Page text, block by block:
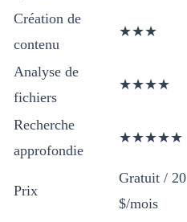
Création de
contenu
★★★
Analyse de
fichiers
★★★★
Recherche
approfondie
★★★★★
Prix
Gratuit / 20
$/mois